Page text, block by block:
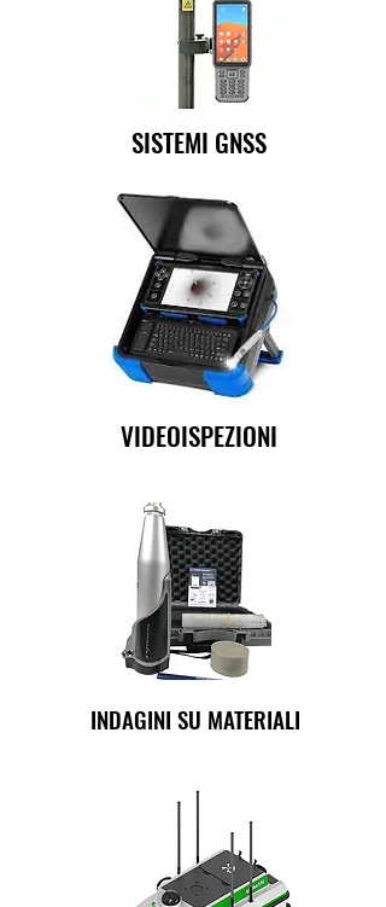
SISTEMI GNSS
VIDEOISPEZIONI
INDAGINI SU MATERIALI